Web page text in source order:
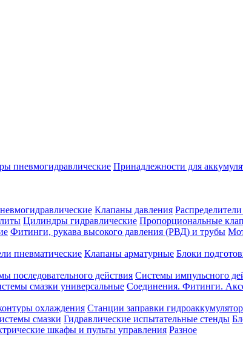
пневмогидравлические Принадлежности для
Клапаны давления
Цилиндры гидравлические Пропорциональные
Фитинги, рукава высокого давления (РВД) и трубы
пневматические Клапаны арматурные Блоки
последовательного действия Системы импульсного
смазки универсальные Соединения. Фитинги.
охлаждения Станции заправки
смазки Гидравлические испытательные стенды
шкафы и пульты управления Разное